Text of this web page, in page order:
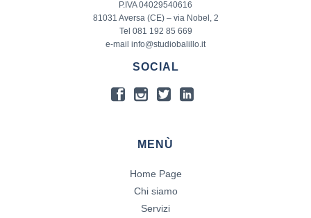
P.IVA 04029540616
81031 Aversa (CE) – via Nobel, 2
Tel 081 192 85 669
e-mail info@studiobalillo.it
SOCIAL
MENÙ
Home Page
Chi siamo
Servizi